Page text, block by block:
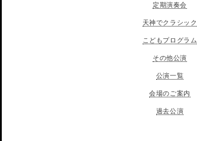
定期演奏会
天神でクラシック
こどもプログラム
その他公演
公演一覧
会場のご案内
過去公演